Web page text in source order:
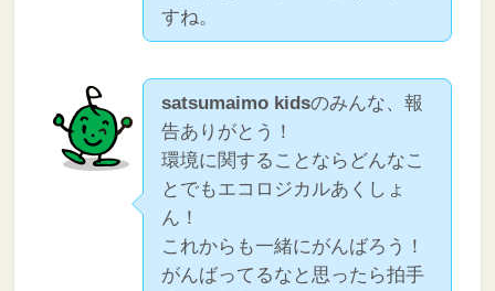
すね。
satsumaimo kidsのみんな、報
告ありがとう！
環境に関することならどんなこ
とでもエコロジカルあくしょ
ん！
これからも一緒にがんばろう！
がんばってるなと思ったら拍手